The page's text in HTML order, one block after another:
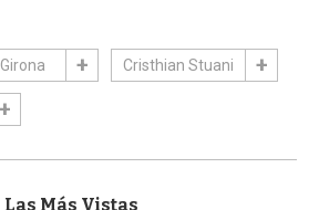
Girona Cristhian Stuani
Las Más Vistas